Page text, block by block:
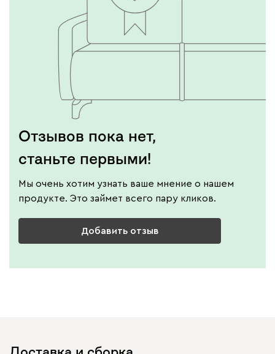
Отзывов пока нет,
станьте первыми!
Мы очень хотим узнать ваше мнение о нашем
продукте. Это займет всего пару кликов.
Добавить отзыв